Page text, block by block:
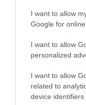
I want to allow
Google for
I want to allow
personalized
I want to allow
related to
device identifiers
επέστρεψαν
ποσά θα
επόμενη
έως τις30